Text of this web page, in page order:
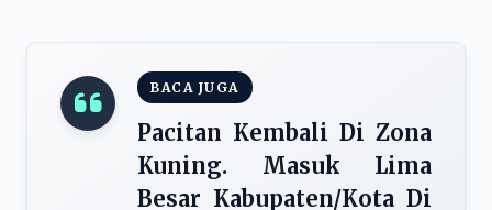
BACA JUGA
Pacitan Kembali Di Zona
Kuning. Masuk Lima
Besar Kabupaten/Kota Di